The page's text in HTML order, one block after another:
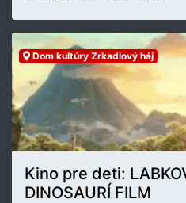
Dom kultúry Zrkadlový háj
Kino pre deti:
DINOSAURÍ FILM